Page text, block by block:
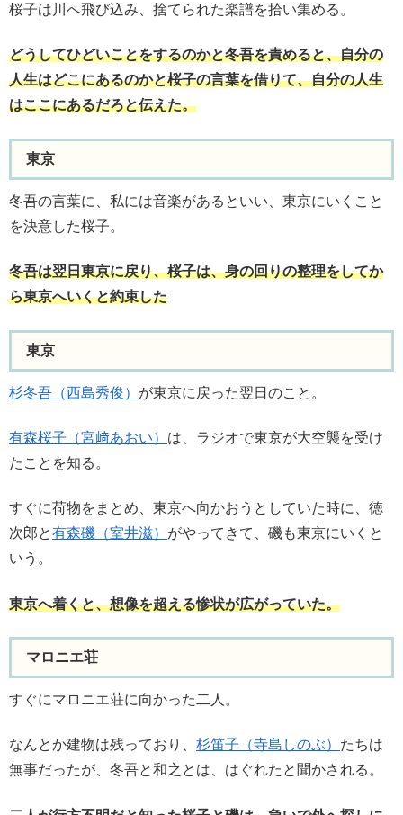
桜子は川へ飛び込み、捨てられた楽譜を拾い集める。
どうしてひどいことをするのかと冬吾を責めると、自分の
人生はどこにあるのかと桜子の言葉を借りて、自分の人生
はここにあるだろと伝えた。
東京
冬吾の言葉に、私には音楽があるといい、東京にいくこと
を決意した桜子。
冬吾は翌日東京に戻り、桜子は、身の回りの整理をしてか
ら東京へいくと約束した
東京
杉冬吾（西島秀俊） が東京に戻った翌日のこと。
有森桜子（宮﨑あおい） は、ラジオで東京が大空襲を受け
たことを知る。
すぐに荷物をまとめ、東京へ向かおうとしていた時に、徳
次郎と有森磯（室井滋） がやってきて、磯も東京にいくと
いう。
東京へ着くと、想像を超える惨状が広がっていた。
マロニエ荘
すぐにマロニエ荘に向かった二人。
なんとか建物は残っており、 杉笛子（寺島しのぶ） たちは
無事だったが、冬吾と和之とは、はぐれたと聞かされる。